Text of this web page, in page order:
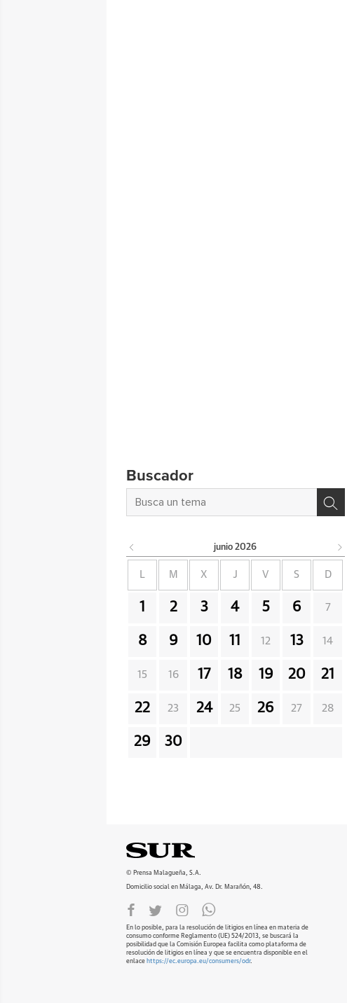
Buscador
junio 2026
L M X J V S D
1 2 3 4 5 6 7
8 9 10 11 12 13 14
15 16 17 18 19 20 21
22 23 24 25 26 27 28
29 30
© Prensa Malagueña, S.A.
Domicilio social en Málaga, Av. Dr. Marañón, 48.
En lo posible, para la resolución de litigios en línea en materia de
consumo conforme Reglamento (UE) 524/2013, se buscará la
posibilidad que la Comisión Europea facilita como plataforma de
resolución de litigios en línea y que se encuentra disponible en el
enlace https://ec.europa.eu/consumers/odr.